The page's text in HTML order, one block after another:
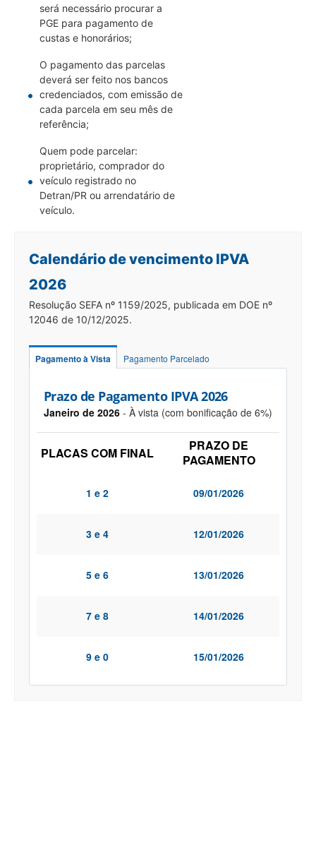
será necessário procurar a
PGE para pagamento de
custas e honorários;
O pagamento das parcelas
deverá ser feito nos bancos
credenciados, com emissão de
cada parcela em seu mês de
referência;
Quem pode parcelar:
proprietário, comprador do
veículo registrado no
Detran/PR ou arrendatário de
veículo.
Calendário de vencimento IPVA
2026
Resolução SEFA nº 1159/2025, publicada em DOE nº
12046 de 10/12/2025.
Pagamento à Vista Pagamento Parcelado
Prazo de Pagamento IPVA 2026
Janeiro de 2026 - À vista (com bonificação de 6%)
PLACAS COM FINAL
PRAZO DE
PAGAMENTO
1 e 2 09/01/2026
3 e 4 12/01/2026
5 e 6 13/01/2026
7 e 8 14/01/2026
9 e 0 15/01/2026